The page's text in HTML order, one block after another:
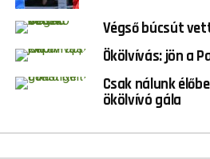
Végső búcsút
Ökölvívás: jön a
Csak nálunk
ökölvívó gála